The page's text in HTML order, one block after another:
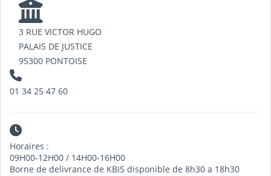
3 RUE VICTOR HUGO
PALAIS DE JUSTICE
95300 PONTOISE
01 34 25 47 60
Horaires :
09H00-12H00 / 14H00-16H00
Borne de delivrance de KBIS disponible de 8h30 a 18h30